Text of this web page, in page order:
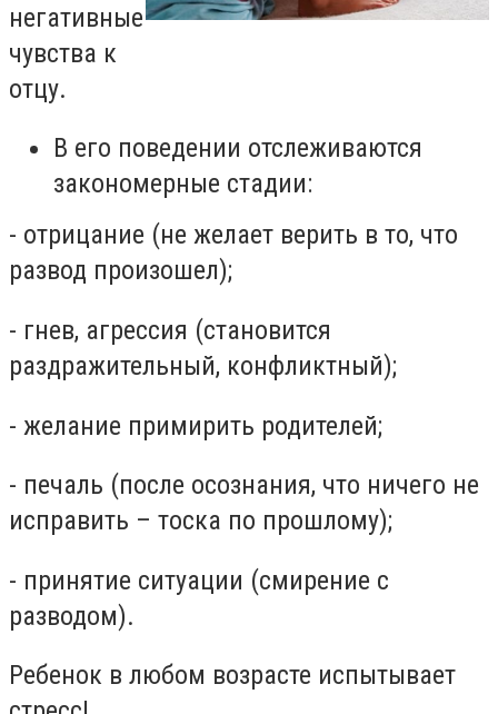
негативные
чувства к
отцу.
В его поведении отслеживаются
закономерные стадии:
- отрицание (не желает верить в то, что
развод произошел);
- гнев, агрессия (становится
раздражительный, конфликтный);
- желание примирить родителей;
- печаль (после осознания, что ничего не
исправить – тоска по прошлому);
- принятие ситуации (смирение с
разводом).
Ребенок в любом возрасте испытывает